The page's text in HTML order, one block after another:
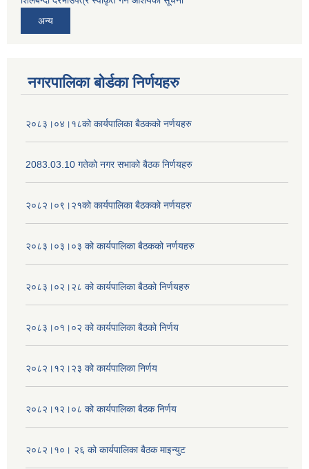
अन्य
नगरपालिका बोर्डका निर्णयहरु
२०८३।०४।१८को कार्यपालिका बैठकको नर्णयहरु
2083.03.10 गतेको नगर सभाको बैठक निर्णयहरु
२०८२।०९।२१को कार्यपालिका बैठकको नर्णयहरु
२०८३।०३।०३ को कार्यपालिका बैठकको नर्णयहरु
२०८३।०२।२८ को कार्यपालिका बैठको निर्णयहरु
२०८३।०१।०२ को कार्यपालिका बैठको निर्णय
२०८२।१२।२३ को कार्यपालिका निर्णय
२०८२।१२।०८ को कार्यपालिका बैठक निर्णय
२०८२।१०। २६ को कार्यपालिका बैठक माइन्युट